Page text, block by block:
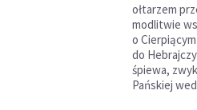
ołtarzem
modlitwie
o
do
śpiewa,
Pańskiej